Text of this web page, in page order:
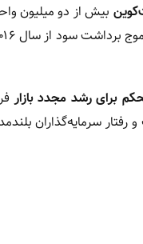
بیش از دو میلیون
برای رشد مجدد بازار
رفتار سرمایه‌گذاران